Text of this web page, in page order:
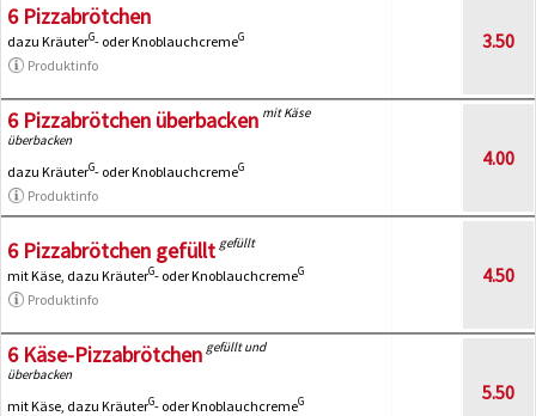
6 Pizzabrötchen
dazu KräuterG- oder KnoblauchcremeG
Produktinfo
3.50
6 Pizzabrötchen überbacken mit Käse
überbacken
dazu KräuterG- oder KnoblauchcremeG
Produktinfo
4.00
6 Pizzabrötchen gefüllt gefüllt
mit Käse, dazu KräuterG- oder KnoblauchcremeG
Produktinfo
4.50
6 Käse-Pizzabrötchen gefüllt und
überbacken
mit Käse, dazu KräuterG- oder KnoblauchcremeG 5.50